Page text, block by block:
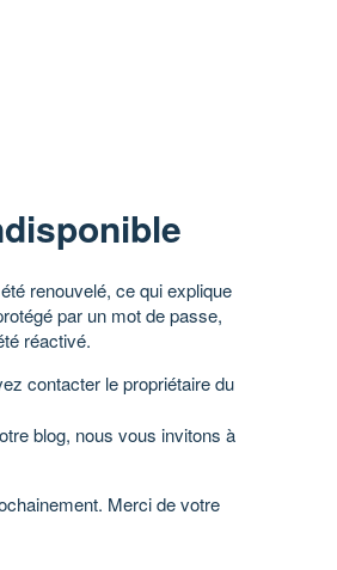
renouvelé, ce qui explique
par un mot de passe,
réactivé.
contacter le propriétaire du
blog, nous vous invitons à
Merci de votre